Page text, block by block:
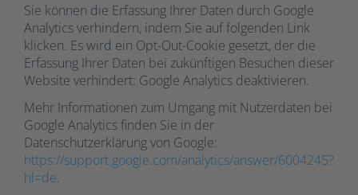
Sie können die Erfassung Ihrer Daten durch Google
Analytics verhindern, indem Sie auf folgenden Link
klicken. Es wird ein Opt-Out-Cookie gesetzt, der die
Erfassung Ihrer Daten bei zukünftigen Besuchen dieser
Website verhindert: Google Analytics deaktivieren.
Mehr Informationen zum Umgang mit Nutzerdaten bei
Google Analytics finden Sie in der
Datenschutzerklärung von Google:
https://support.google.com/analytics/answer/6004245?
hl=de.